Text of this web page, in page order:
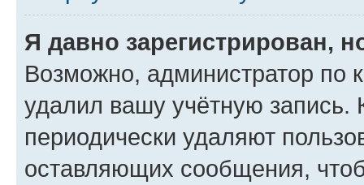
Я давно зарегистрирован,
Возможно, администратор по
удалил вашу учётную запись.
периодически удаляют
оставляющих сообщения,